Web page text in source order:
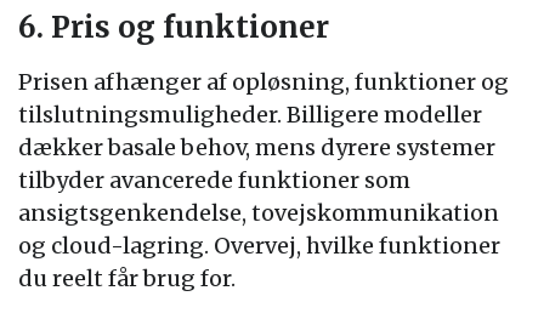
6. Pris og funktioner
Prisen afhænger af opløsning, funktioner og
tilslutningsmuligheder. Billigere modeller
dækker basale behov, mens dyrere systemer
tilbyder avancerede funktioner som
ansigtsgenkendelse, tovejskommunikation
og cloud-lagring. Overvej, hvilke funktioner
du reelt får brug for.